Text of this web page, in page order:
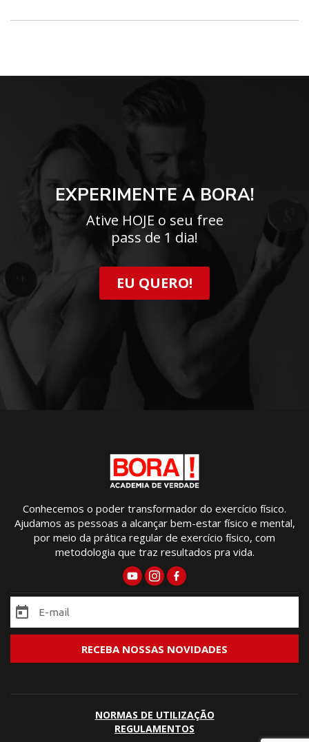
EXPERIMENTE A BORA!
Ative HOJE o seu free
pass de 1 dia!
EU QUERO!
Conhecemos o poder transformador do exercício físico.
Ajudamos as pessoas a alcançar bem-estar físico e mental,
por meio da prática regular de exercício físico, com
metodologia que traz resultados pra vida.
NORMAS DE UTILIZAÇÃO
REGULAMENTOS